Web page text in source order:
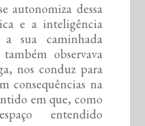
autonomiza dessa
e a inteligência
sua caminhada
observava
nos conduz para
consequências na
em que, como
entendido